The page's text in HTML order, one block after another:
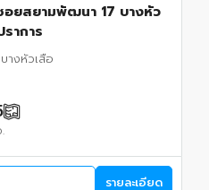
อยสยามพัฒนา 17 บางหัว
าการ
งหัวเสือ
รายละเอียด